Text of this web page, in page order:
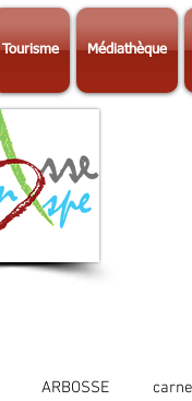
Tourisme Médiathèque
ARBOSSE